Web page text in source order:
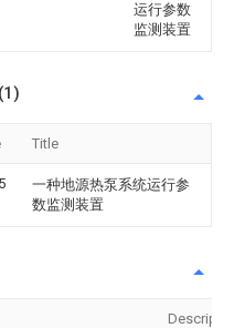
运行参数
监测装置
Title
一种地源热泵系统运行参
数监测装置